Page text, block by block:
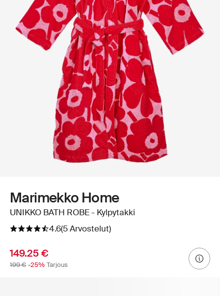
Marimekko Home
UNIKKO BATH ROBE - Kylpytakki
4.6(5 Arvostelut)
149.25 €
199 € -25% Tarjous